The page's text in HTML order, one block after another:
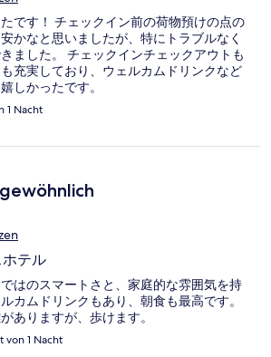
です！ チェックイン前の荷物預けの点の
かなと思いましたが、特にトラブルなく
ました。 チェックインチェックアウトも
充実しており、ウェルカムドリンクなど
しかったです。
1 Nacht
テル
はのスマートさと、家庭的な雰囲気を持
カムドリンクもあり、朝食も最高です。
ありますが、歩けます。
von 1 Nacht